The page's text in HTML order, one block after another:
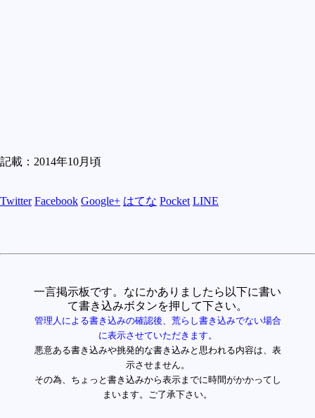
記載：2014年10月頃
Twitter Facebook Google+ はてな Pocket LINE
一言掲示板です。なにかありましたら以下に書い
て書き込みボタンを押して下さい。
管理人による書き込みの確認後、荒らし書き込みでない場合
に表示させていただきます。
悪意ある書き込みや挑発的な書き込みと思われる内容は、表
示させません。
その為、ちょっと書き込みから表示までに時間がかかってし
まいます。ご了承下さい。